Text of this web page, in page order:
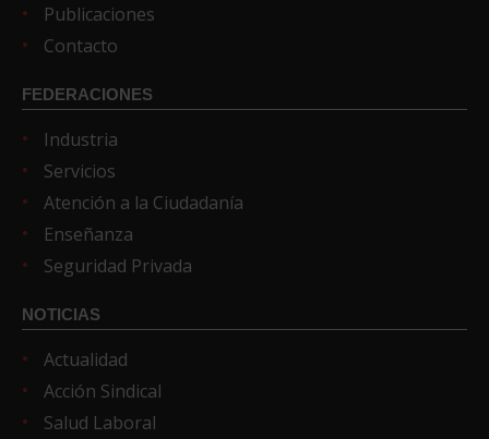
Publicaciones
Contacto
FEDERACIONES
Industria
Servicios
Atención a la Ciudadanía
Enseñanza
Seguridad Privada
NOTICIAS
Actualidad
Acción Sindical
Salud Laboral